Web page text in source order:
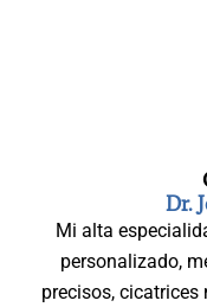
Dr.
Mi alta
personalizado,
precisos, cicatrices